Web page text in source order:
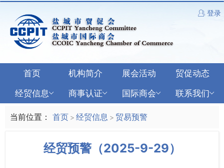
登录
首页 机构简介 展会活动
贸促动态
经贸信息
商事认证 国际商会 联系我们
当前位置： 首页 > 经贸信息 > 贸易预警
经贸预警（2025-9-29）